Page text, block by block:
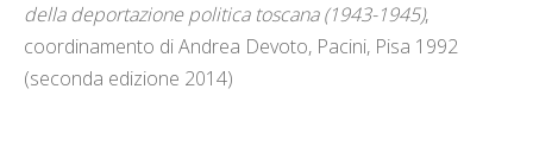
della deportazione politica toscana (1943-1945),
coordinamento di Andrea Devoto, Pacini, Pisa 1992
(seconda edizione 2014)